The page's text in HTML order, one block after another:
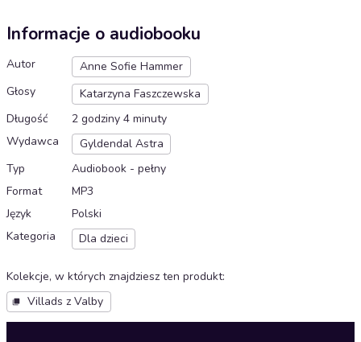
Informacje o audiobooku
Autor
Anne Sofie Hammer
Głosy
Katarzyna Faszczewska
Długość
2 godziny 4 minuty
Wydawca
Gyldendal Astra
Typ
Audiobook - pełny
Format
MP3
Język
Polski
Kategoria
Dla dzieci
Kolekcje, w których znajdziesz ten produkt:
Villads z Valby